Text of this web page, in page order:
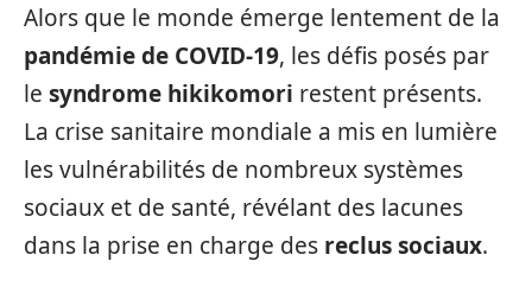
Alors que le monde émerge lentement de la
pandémie de COVID-19, les défis posés par
le syndrome hikikomori restent présents.
La crise sanitaire mondiale a mis en lumière
les vulnérabilités de nombreux systèmes
sociaux et de santé, révélant des lacunes
dans la prise en charge des reclus sociaux.